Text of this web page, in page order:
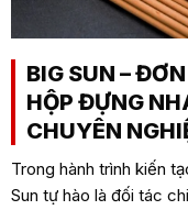
BIG SUN –
HỘP ĐỰNG
CHUYÊN
Trong hành trình kiến
Sun tự hào là đối tác